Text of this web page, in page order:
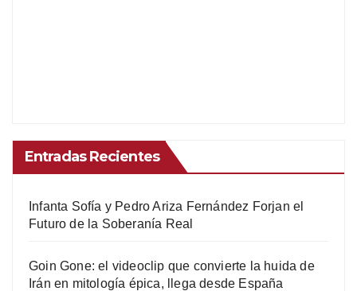
Entradas Recientes
Infanta Sofía y Pedro Ariza Fernández Forjan el
Futuro de la Soberanía Real
Goin Gone: el videoclip que convierte la huida de
Irán en mitología épica, llega desde España